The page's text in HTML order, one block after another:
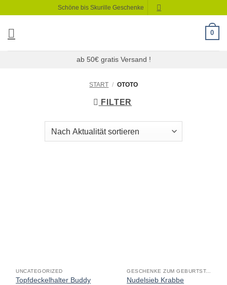
springen
Schöne bis Skurille Geschenke
0
ab 50€ gratis Versand !
START / OTOTO
FILTER
UNCATEGORIZED
Topfdeckelhalter Buddy
GESCHENKE ZUM GEBURTSTAG
Nudelsieb Krabbe